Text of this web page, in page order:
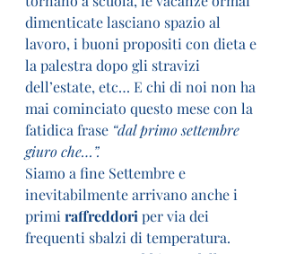
dimenticate lasciano spazio al
lavoro, i buoni propositi con dieta e
la palestra dopo gli stravizi
dell’estate, etc… E chi di noi non ha
mai cominciato questo mese con la
fatidica frase “dal primo settembre
giuro che…”.
Siamo a fine Settembre e
inevitabilmente arrivano anche i
primi raffreddori per via dei
frequenti sbalzi di temperatura.